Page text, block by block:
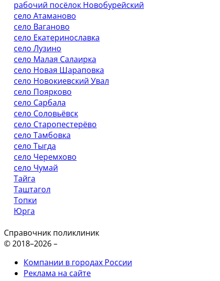
рабочий посёлок Новобурейский
село Атаманово
село Ваганово
село Екатеринославка
село Лузино
село Малая Салаирка
село Новая Шараповка
село Новокиевский Увал
село Поярково
село Сарбала
село Соловьёвск
село Старопестерёво
село Тамбовка
село Тыгда
село Черемхово
село Чумай
Тайга
Таштагол
Топки
Юрга
Справочник поликлиник
© 2018–2026 –
Компании в городах России
Реклама на сайте